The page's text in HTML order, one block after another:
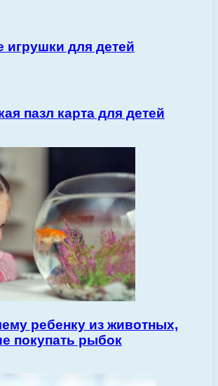
для детей
пазл карта для детей
ребенку из животных,
покупать рыбок